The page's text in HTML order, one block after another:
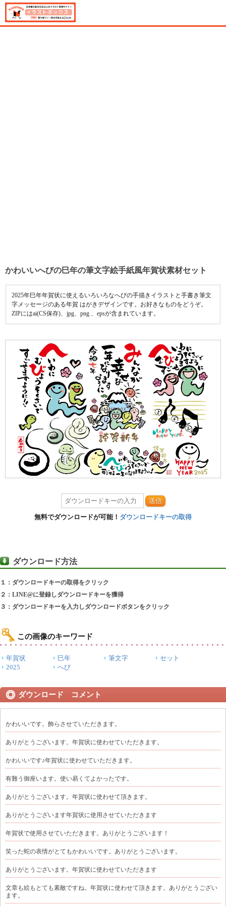
かわいいへびの巳年の筆文字絵手紙風年賀状素材セット
2025年巳年年賀状に使えるいろいろなへびの手描きイラストと手書き筆文
字メッセージのある年賀 はがきデザインです。お好きなものをどうぞ。
ZIPにはai(CS保存)、jpg、png 、epsが含まれています。
送信
無料でダウンロードが可能！ ダウンロードキーの取得
ダウンロード方法
１：ダウンロードキーの取得をクリック
２：LINE@に登録しダウンロードキーを獲得
３：ダウンロードキーを入力しダウンロードボタンをクリック
この画像のキーワード
年賀状 巳年 筆文字
セット
2025
へび
ダウンロード コメント
かわいいです。飾らさせていただきます。
ありがとうございます。年賀状に使わせていただきます。
かわいいです♪年賀状に使わせていただきます。
有難う御座います。使い易くてよかったです。
ありがとうございます。年賀状に使わせて頂きます。
ありがとうございます年賀状に使用させていただきます
年賀状で使用させていただきます。ありがとうございます！
笑った蛇の表情がとてもかわいいです。ありがとうございます。
ありがとうございます。年賀状に使わせていただきます
文章も絵もとても素敵ですね。年賀状に使わせて頂きます。ありがとうござい
ます。